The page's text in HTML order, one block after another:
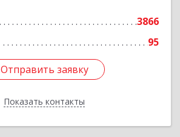
3866
95
Отправить заявку
Показать контакты
Подробнее
Отправить заявку
Назад